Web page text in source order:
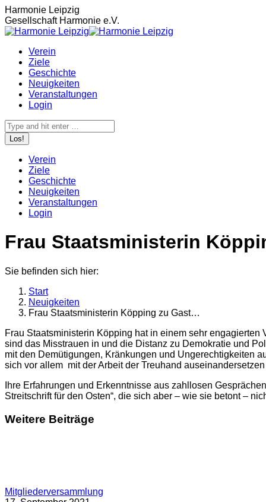
Zum
Inhalt
springen
Harmonie Leipzig
Gesellschaft Harmonie e.V.
Verein
Ziele
Geschichte
Neuigkeiten
Veranstaltungen
Login
Search:
Verein
Ziele
Geschichte
Neuigkeiten
Veranstaltungen
Login
Frau Staatsministerin
Sie befinden sich hier:
Start
Neuigkeiten
Frau Staatsministerin Köpping zu Gast…
Frau Staatsministerin Köpping hat in einem sehr
sind das Misstrauen in und die Distanz zu Demokratie und
mit den Demütigungen, Kränkungen und Ungerechtigkeiten
sich vor allem mit der Arbeit der Treuhand
Ihre Erfahrungen und Erkenntnisse aus zahllosen
Streitschrift für den Osten“, die sich aber – wie sie betont –
Weitere Beiträge
Mitgliederversammlung